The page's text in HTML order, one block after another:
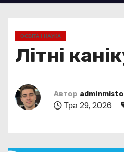
ОСВІТА І НАУКА
Літні
Автор adminmisto
Тра 29, 2026